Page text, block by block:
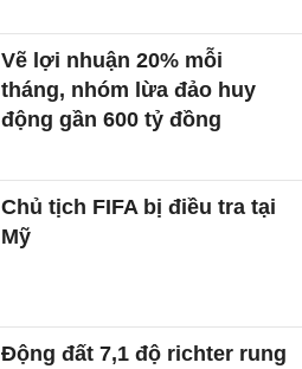
Vẽ lợi nhuận 20% mỗi
tháng, nhóm lừa đảo huy
động gần 600 tỷ đồng
Chủ tịch FIFA bị điều tra tại
Mỹ
Động đất 7,1 độ richter rung